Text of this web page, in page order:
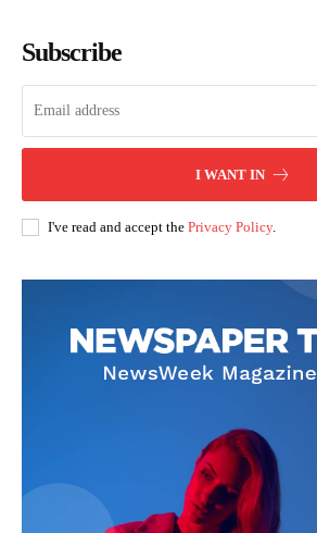
Subscribe
I WANT IN
I've read and accept the Privacy Policy.